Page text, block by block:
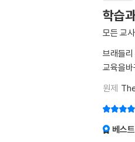
학습
모든 교
브래들리
교육을
원제
베스트